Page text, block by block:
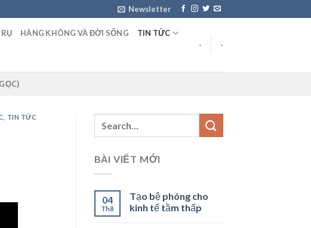
Newsletter
HÀNG KHÔNG VÀ ĐỜI SỐNG TIN TỨC
- -
TIN TỨC
BÀI VIẾT MỚI
04
Th8
Tạo bệ phóng cho
kinh tế tầm thấp